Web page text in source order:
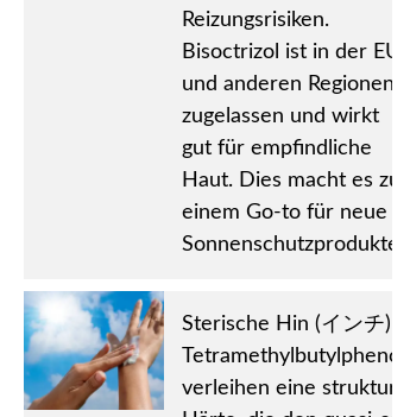
Reizungsrisiken.
Bisoctrizol ist in der EU
und anderen Regionen
zugelassen und wirkt
gut für empfindliche
Haut. Dies macht es zu
einem Go-to für neue
Sonnenschutzprodukte.
Sterische Hin (インチ)
verleihen eine